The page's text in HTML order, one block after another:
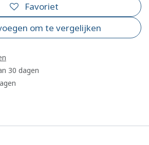
om te vergelijken
Favoriet
30 dagen